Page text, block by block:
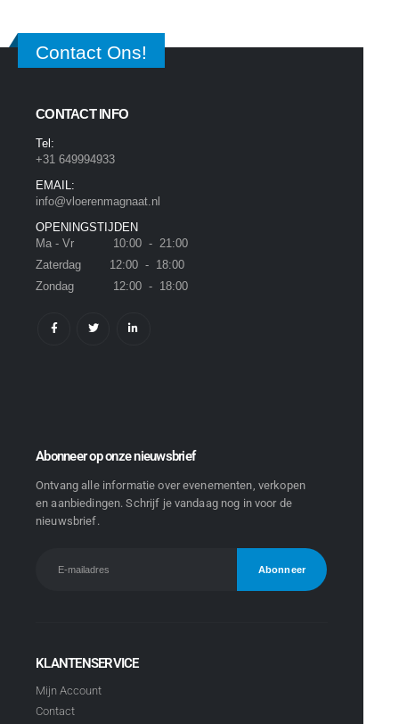
Contact Ons!
CONTACT INFO
Tel:
+31 649994933
EMAIL:
info@vloerenmagnaat.nl
OPENINGSTIJDEN
Ma - Vr 10:00 - 21:00
Zaterdag 12:00 - 18:00
Zondag 12:00 - 18:00
Abonneer op onze nieuwsbrief
Ontvang alle informatie over evenementen, verkopen
en aanbiedingen. Schrijf je vandaag nog in voor de
nieuwsbrief.
KLANTENSERVICE
Mijn Account
Contact